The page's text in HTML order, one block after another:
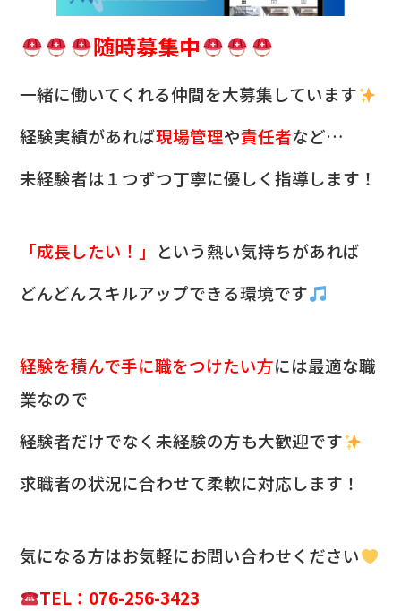
随時募集中
一緒に働いてくれる仲間を大募集しています
経験実績があれば現場管理や責任者など…
未経験者は１つずつ丁寧に優しく指導します！
「成長したい！」 という熱い気持ちがあれば
どんどんスキルアップできる環境です
経験を積んで手に職をつけたい方には最適な職
業なので
経験者だけでなく未経験の方も大歓迎です
求職者の状況に合わせて柔軟に対応します！
気になる方はお気軽にお問い合わせください
TEL：076-256-3423